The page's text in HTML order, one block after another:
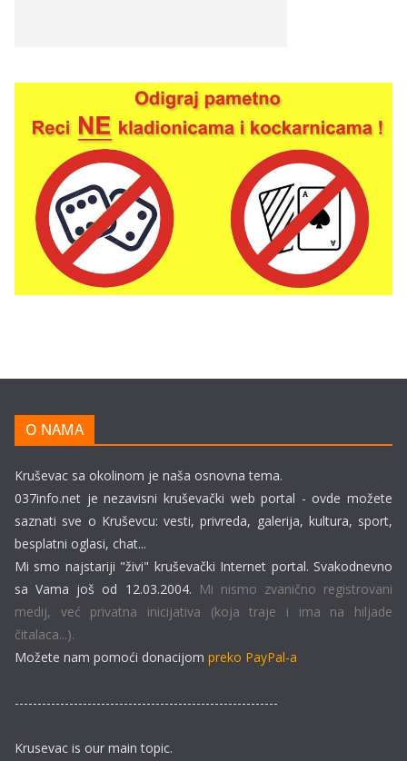
O NAMA
Kruševac sa okolinom je naša osnovna tema.
037info.net je nezavisni kruševački web portal - ovde možete
saznati sve o Kruševcu: vesti, privreda, galerija, kultura, sport,
besplatni oglasi, chat...
Mi smo najstariji "živi" kruševački Internet portal. Svakodnevno
sa Vama još od 12.03.2004. Mi nismo zvanično registrovani
medij, već privatna inicijativa (koja traje i ima na hiljade
čitalaca...).
Možete nam pomoći donacijom preko PayPal-a
----------------------------------------------------------
Krusevac is our main topic.